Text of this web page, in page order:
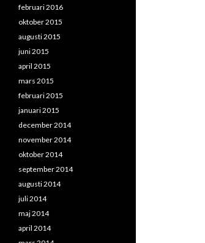
februari 2016
oktober 2015
augusti 2015
juni 2015
april 2015
mars 2015
februari 2015
januari 2015
december 2014
november 2014
oktober 2014
september 2014
augusti 2014
juli 2014
maj 2014
april 2014